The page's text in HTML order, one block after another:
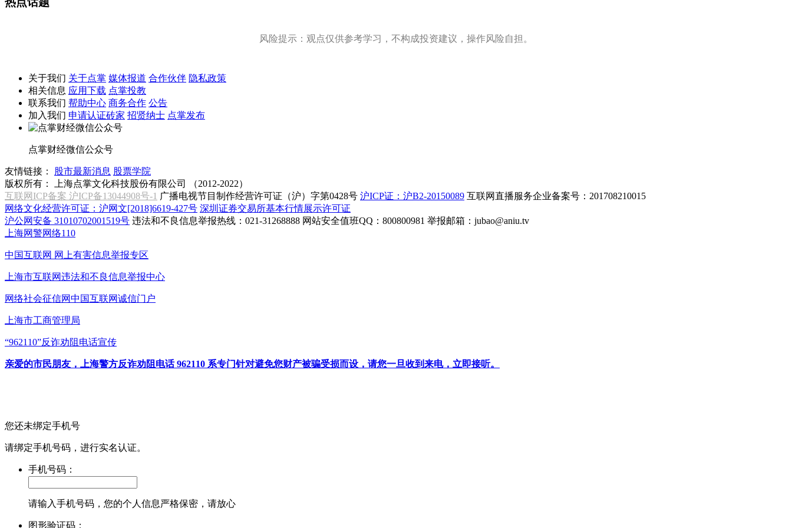
风险提示：观点仅供参考学习，不构成投资建议，操作风险自担。
关于我们 关于点掌 媒体报道 合作伙伴 隐私政策
相关信息 应用下载 点掌投教
联系我们 帮助中心 商务合作 公告
加入我们 申请认证砖家 招贤纳士 点掌发布
点掌财经微信公众号
友情链接： 股市最新消息 股票学院
版权所有：
上海点掌文化科技股份有限公司 （2012-2022）
互联网ICP备案 沪ICP备13044908号-1 广播电视节目制作经营许可证（沪）字第0428号 沪ICP证：沪B2-20150089 互联网直播服务企业备案号：201708210015
网络文化经营许可证：沪网文[2018]6619-427号 深圳证券交易所基本行情展示许可证
沪公网安备 31010702001519号 违法和不良信息举报热线：021-31268888 网站安全值班QQ：800800981 举报邮箱： jubao@aniu.tv
上海网警网络110
中国互联网 网上有害信息举报专区
上海市互联网违法和不良信息举报中心
网络社会征信网中国互联网诚信门户
上海市工商管理局
“962110”反诈劝阻电话宣传
亲爱的市民朋友，上海警方反诈劝阻电话 962110 系专门针对避免您财产被骗受损而设，请您一旦收到来电，立即接听。
您还未绑定手机号
请绑定手机号码，进行实名认证。
手机号码：
请输入手机号码，您的个人信息严格保密，请放心
图形验证码：